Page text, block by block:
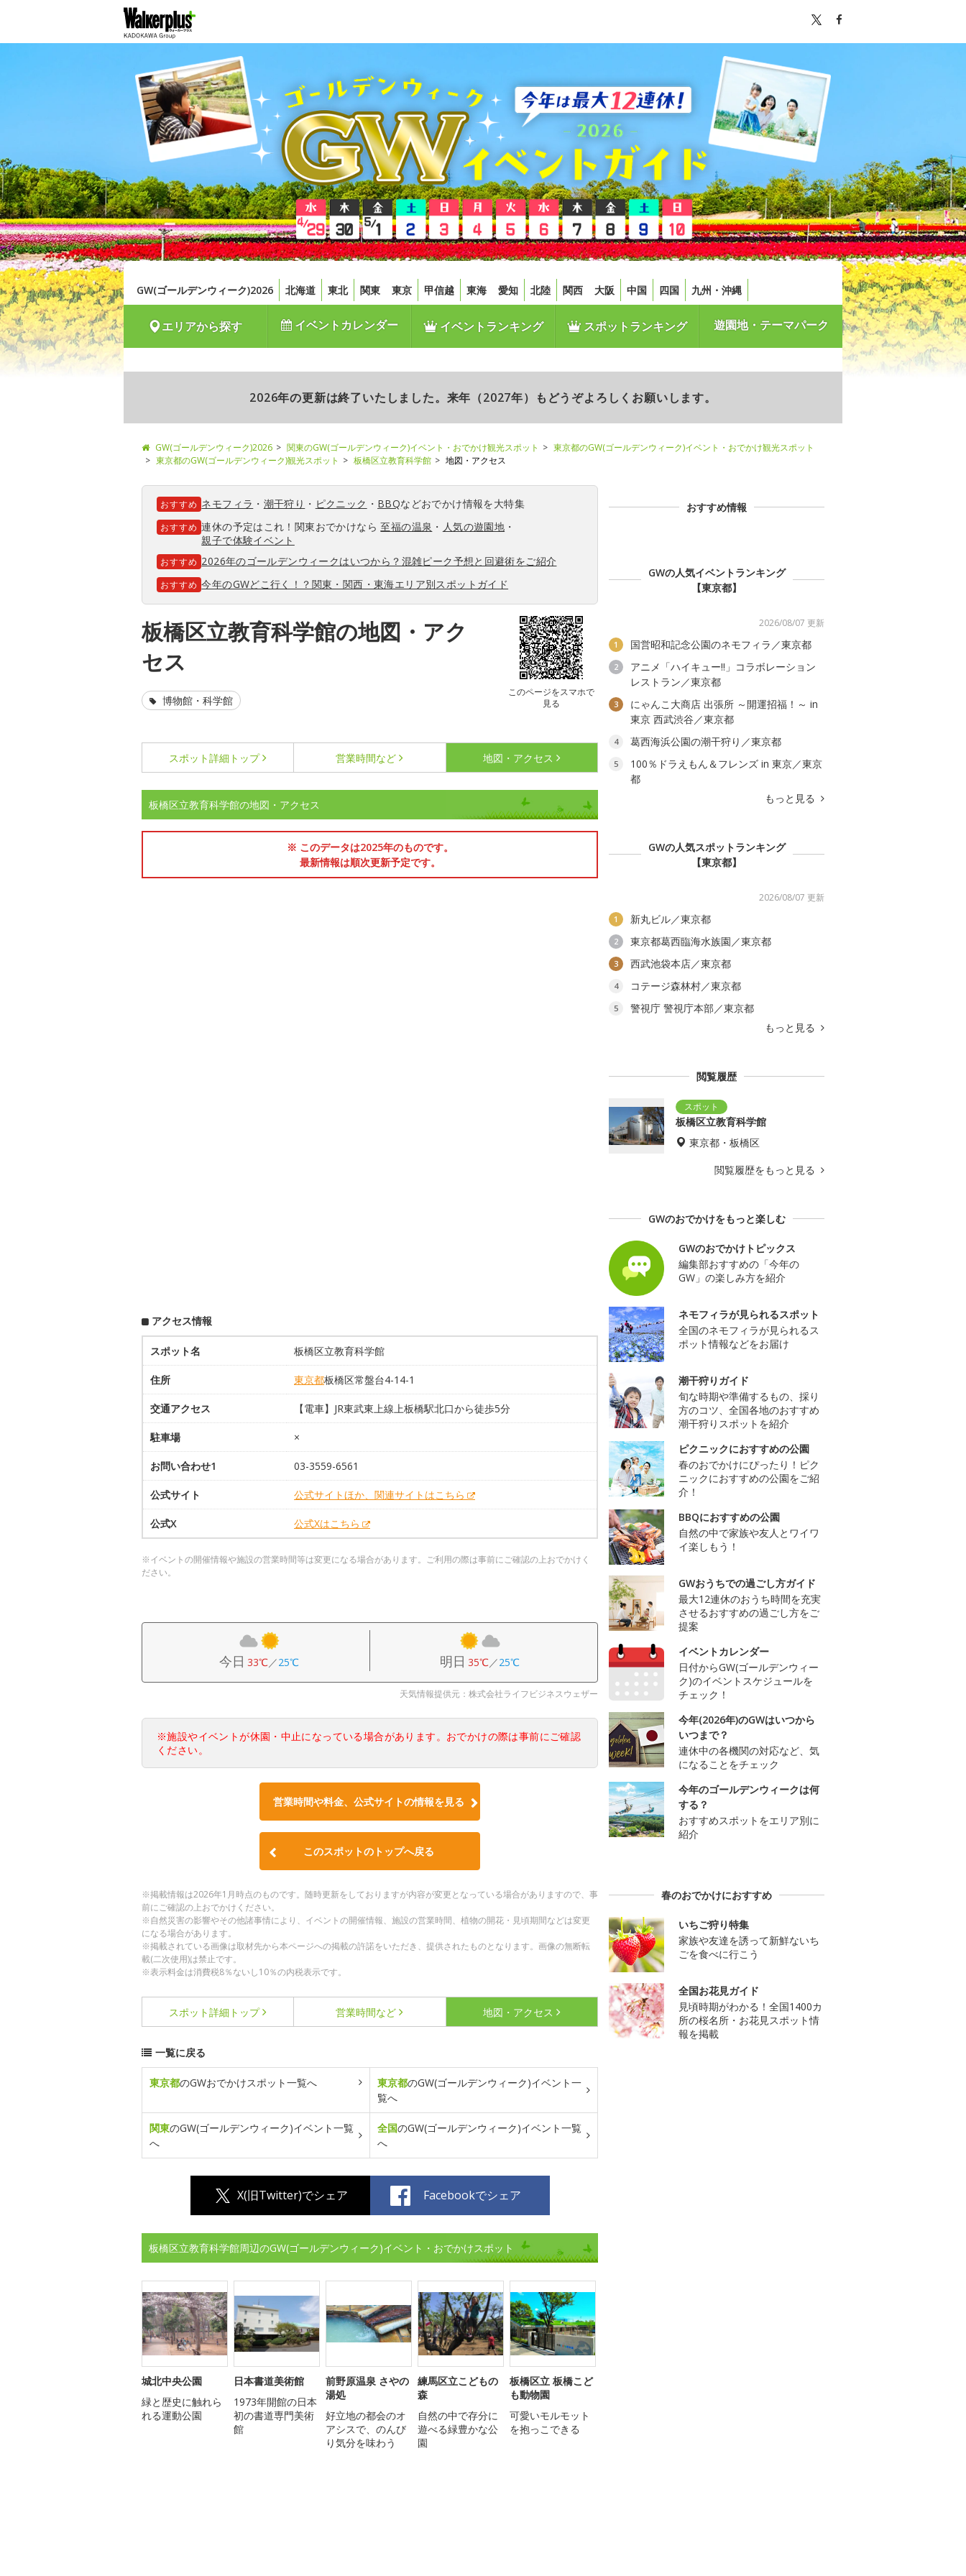
GW(ゴールデンウィーク)2026 北海道 東北 関東 東京 甲信越 東海 愛知 北陸 関西 大阪 中国 四国 九州・沖縄
エリアから探す イベントカレンダー イベントランキング スポットランキング 遊園地・テーマパーク
2026年の更新は終了いたしました。来年（2027年）もどうぞよろしくお願いします。
GW(ゴールデンウィーク)2026 関東のGW(ゴールデンウィーク)イベント・おでかけ観光スポット
東京都のGW(ゴールデンウィーク)イベント・おでかけ観光スポット
東京都のGW(ゴールデンウィーク)観光スポット
板橋区立教育科学館 地図・アクセス
おすすめ ネモフィラ ・ 潮干狩り ・ ピクニック ・ BBQなどおでかけ情報を大特集
おすすめ 連休の予定はこれ！関東おでかけなら至福の温泉 ・ 人気の遊園地 ・
親子で体験イベント
おすすめ 2026年のゴールデンウィークはいつから？混雑ピーク予想と回避術をご紹介
おすすめ 今年のGWどこ行く！？関東・関西・東海エリア別スポットガイド
板橋区立教育科学館の地図・アク
セス
このページをスマホで
見る
博物館・科学館
スポット詳細 トップ 営業時間など 地図・アクセス
板橋区立教育科学館の地図・アクセス
※ このデータは2025年のものです。
最新情報は順次更新予定です。
アクセス情報
スポット名 板橋区立教育科学館
住所 東京都板橋区常盤台4-14-1
交通アクセス 【電車】JR東武東上線上板橋駅北口から徒歩5分
駐車場 ×
お問い合わせ1 03-3559-6561
公式サイト 公式サイトほか、関連サイトはこちら
公式X 公式Xはこちら
※イベントの開催情報や施設の営業時間等は変更になる場合があります。ご利用の際は事前にご確認の上おでかけく
ださい。
今日 33℃／25℃ 明日 35℃／25℃
天気情報提供元：株式会社ライフビジネスウェザー
※施設やイベントが休園・中止になっている場合があります。おでかけの際は事前にご確認
ください。
営業時間や料金、公式サイトの情報を見る
このスポットのトップへ戻る
※掲載情報は2026年1月時点のものです。随時更新をしておりますが内容が変更となっている場合がありますので、事
前にご確認の上おでかけください。
※自然災害の影響やその他諸事情により、イベントの開催情報、施設の営業時間、植物の開花・見頃期間などは変更
になる場合があります。
※掲載されている画像は取材先から本ページへの掲載の許諾をいただき、提供されたものとなります。画像の無断転
載(二次使用)は禁止です。
※表示料金は消費税8％ないし10％の内税表示です。
スポット詳細 トップ 営業時間など 地図・アクセス
一覧に戻る
東京都のGWおでかけスポット一覧へ 東京都のGW(ゴールデンウィーク)イベント一
覧へ
関東のGW(ゴールデンウィーク)イベント一覧
へ
全国のGW(ゴールデンウィーク)イベント一覧
へ
X(旧Twitter)でシェア Facebookでシェア
板橋区立教育科学館周辺のGW(ゴールデンウィーク)イベント・おでかけスポット
城北中央公園
緑と歴史に触れら
れる運動公園
日本書道美術館
1973年開館の日本
初の書道専門美術
館
前野原温泉 さやの
湯処
好立地の都会のオ
アシスで、のんび
り気分を味わう
練馬区立こどもの
森
自然の中で存分に
遊べる緑豊かな公
園
板橋区立 板橋こど
も動物園
可愛いモルモット
を抱っこできる
おすすめ情報
GWの人気イベントランキング
【東京都】
2026/08/07 更新
1 国営昭和記念公園のネモフィラ／東京都
2
アニメ「ハイキュー!!」コラボレーション
レストラン／東京都
3
にゃんこ大商店 出張所 ～開運招福！～ in
東京 西武渋谷／東京都
4 葛西海浜公園の潮干狩り／東京都
5
100％ドラえもん＆フレンズ in 東京／東京
都
もっと見る
GWの人気スポットランキング
【東京都】
2026/08/07 更新
1 新丸ビル／東京都
2 東京都葛西臨海水族園／東京都
3 西武池袋本店／東京都
4 コテージ森林村／東京都
5
警視庁 警視庁本部／東京都
もっと見る
閲覧履歴
板橋区立教育科学館
東京都・板橋区
閲覧履歴をもっと見る
GWのおでかけをもっと楽しむ
GWのおでかけトピックス
編集部おすすめの「今年の
GW」の楽しみ方を紹介
ネモフィラが見られるスポット
全国のネモフィラが見られるス
ポット情報などをお届け
潮干狩りガイド
旬な時期や準備するもの、採り
方のコツ、全国各地のおすすめ
潮干狩りスポットを紹介
ピクニックにおすすめの公園
春のおでかけにぴったり！ピク
ニックにおすすめの公園をご紹
介！
BBQにおすすめの公園
自然の中で家族や友人とワイワ
イ楽しもう！
GWおうちでの過ごし方ガイド
最大12連休のおうち時間を充実
させるおすすめの過ごし方をご
提案
イベントカレンダー
日付からGW(ゴールデンウィー
ク)のイベントスケジュールを
チェック！
今年(2026年)のGWはいつから
いつまで？
連休中の各機関の対応など、気
になることをチェック
今年のゴールデンウィークは何
する？
おすすめスポットをエリア別に
紹介
春のおでかけにおすすめ
いちご狩り特集
家族や友達を誘って新鮮ないち
ごを食べに行こう
全国お花見ガイド
見頃時期がわかる！全国1400カ
所の桜名所・お花見スポット情
報を掲載